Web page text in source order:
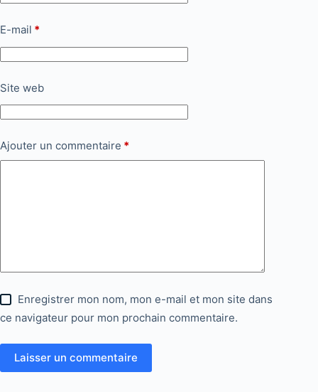
E-mail *
Site web
Ajouter un commentaire *
Enregistrer mon nom, mon e-mail et mon site dans
ce navigateur pour mon prochain commentaire.
Laisser un commentaire